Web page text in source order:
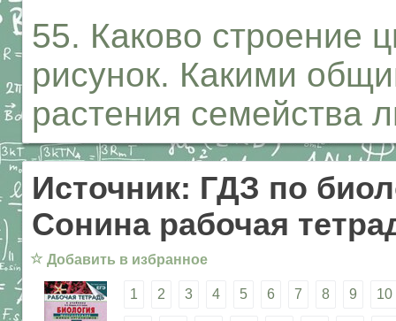
55. Каково строение
рисунок. Какими
растения семейства
Источник: ГДЗ по
Сонина рабочая
☆ Добавить в избранное
1 2 3 4 5 6 7 8 9 10